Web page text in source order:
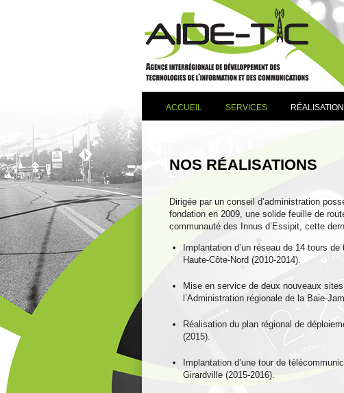
ACCUEIL SERVICES
NOS RÉALISATIONS
Dirigée par un conseil d’administration
fondation en 2009, une solide feuille de
communauté des Innus d’Essipit, cette
Implantation d’un réseau de 14 tours
Haute-Côte-Nord (2010-2014).
Mise en service de deux nouveaux
l’Administration régionale de la Baie-
Réalisation du plan régional de
(2015).
Implantation d’une tour de
Girardville (2015-2016).